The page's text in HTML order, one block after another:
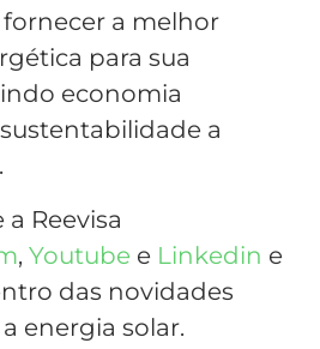
a melhor
para sua
economia
a
Reevisa
, Youtube e Linkedin e
das novidades
energia solar.